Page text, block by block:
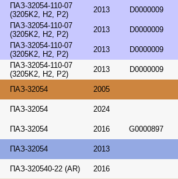
ПАЗ-32054-110-07
(3205K2, H2, P2)
2013 D0000009
ПАЗ-32054-110-07
(3205K2, H2, P2)
2013 D0000009
ПАЗ-32054-110-07
(3205K2, H2, P2)
2013 D0000009
ПАЗ-32054-110-07
(3205K2, H2, P2)
2013 D0000009
ПАЗ-32054 2005
ПАЗ-32054 2024
ПАЗ-32054 2016 G0000897
ПАЗ-32054 2013
ПАЗ-320540-22 (AR) 2016